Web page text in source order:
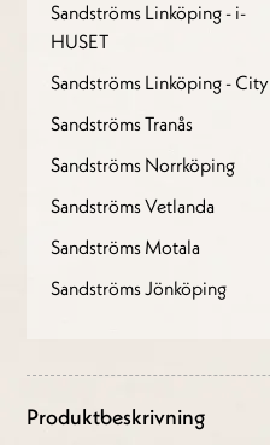
Sandströms Linköping - i-
HUSET
Sandströms Linköping - City
Sandströms Tranås
Sandströms Norrköping
Sandströms Vetlanda
Sandströms Motala
Sandströms Jönköping
Produktbeskrivning